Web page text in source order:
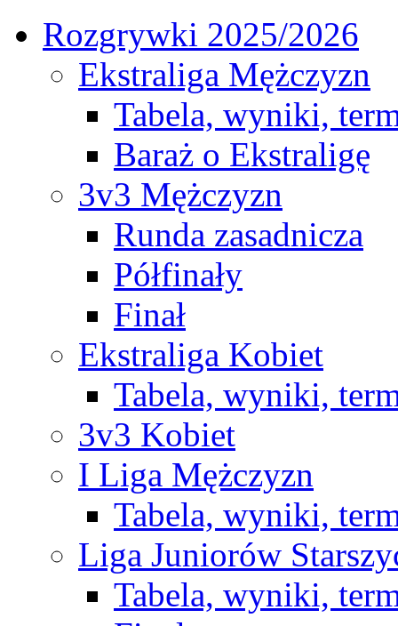
Rozgrywki 2025/2026
Ekstraliga Mężczyzn
Tabela, wyniki,
Baraż o Ekstraligę
3v3 Mężczyzn
Runda zasadnicza
Półfinały
Finał
Ekstraliga Kobiet
Tabela, wyniki,
3v3 Kobiet
I Liga Mężczyzn
Tabela, wyniki,
Liga Juniorów
Tabela, wyniki,